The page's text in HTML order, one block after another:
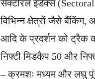
सेक्टोरल इंडेक्स
विभिन्न क्षेत्रों जैसे बैंकिंग,
आदि के प्रदर्शन को ट्रैक
निफ्टी मिडकैप 50 और
– क्रमशः मध्यम और लघु